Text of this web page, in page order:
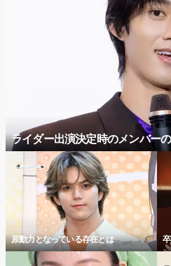
ライダー出演決定時のメンバー
原動力となっている存在とは